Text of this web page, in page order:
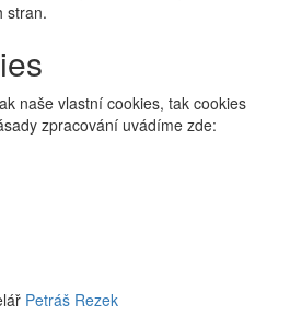
stran.
naše vlastní cookies, tak cookies
zpracování uvádíme zde:
Petráš Rezek